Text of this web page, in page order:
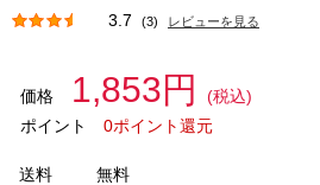
3.7 (3) レビューを見る
価格 1,853円
(税込)
ポイント
0ポイント還元
送料
無料